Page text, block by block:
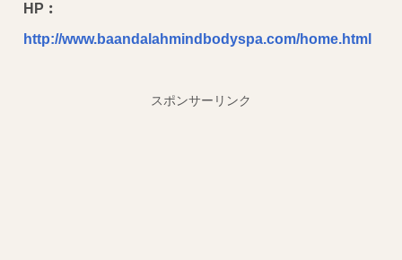
HP︰
http://www.baandalahmindbodyspa.com/home.html
スポンサーリンク